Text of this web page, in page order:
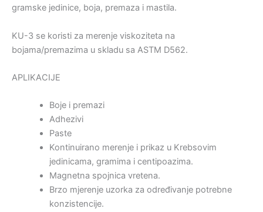
gramske jedinice, boja, premaza i mastila.
KU-3 se koristi za merenje viskoziteta na
bojama/premazima u skladu sa ASTM D562.
APLIKACIJE
Boje i premazi
Adhezivi
Paste
Kontinuirano merenje i prikaz u Krebsovim
jedinicama, gramima i centipoazima.
Magnetna spojnica vretena.
Brzo mjerenje uzorka za određivanje potrebne
konzistencije.